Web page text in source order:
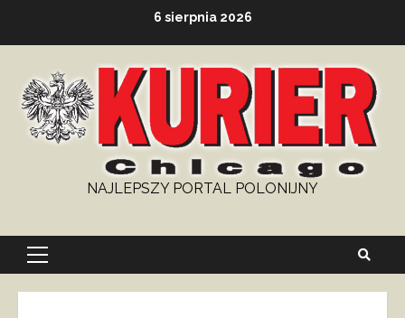
6 sierpnia 2026
NAJLEPSZY PORTAL POLONIJNY
Primary